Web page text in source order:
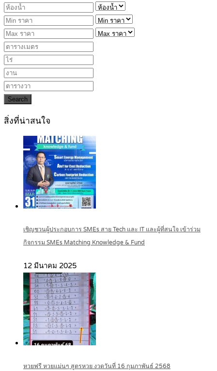
Search
สิ่งที่น่าสนใจ
เชิญชวนผู้ประกอบการ SMEs สาย Tech และ IT และผู้ที่สนใจ เข้าร่วม
กิจกรรม SMEs Matching Knowledge & Fund
12 มีนาคม 2025
หวยฟรี หวยแม่นๆ สูตรหวย งวดวันที่ 16 กุมภาพันธ์ 2568